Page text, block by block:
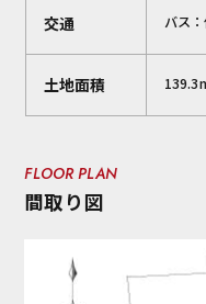
交通 バス
土地面積
FLOOR PLAN
間取り図